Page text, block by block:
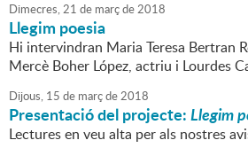
Dimecres,21 de marçde2018
Llegim poesia
Hi intervindran Maria Teresa Bertran
Mercè Boher López, actriu i Lourdes
Dijous, 15 de marçde2018
Presentació del projecte:Llegim
Lectures en veu alta per als nostres